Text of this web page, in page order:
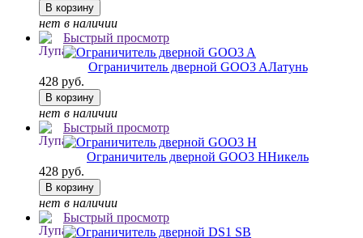
В корзину
нет в наличии
Быстрый просмотр
Ограничитель дверной GOO3 AЛатунь
428 руб.
В корзину
нет в наличии
Быстрый просмотр
Ограничитель дверной GOO3 HНикель
428 руб.
В корзину
нет в наличии
Быстрый просмотр